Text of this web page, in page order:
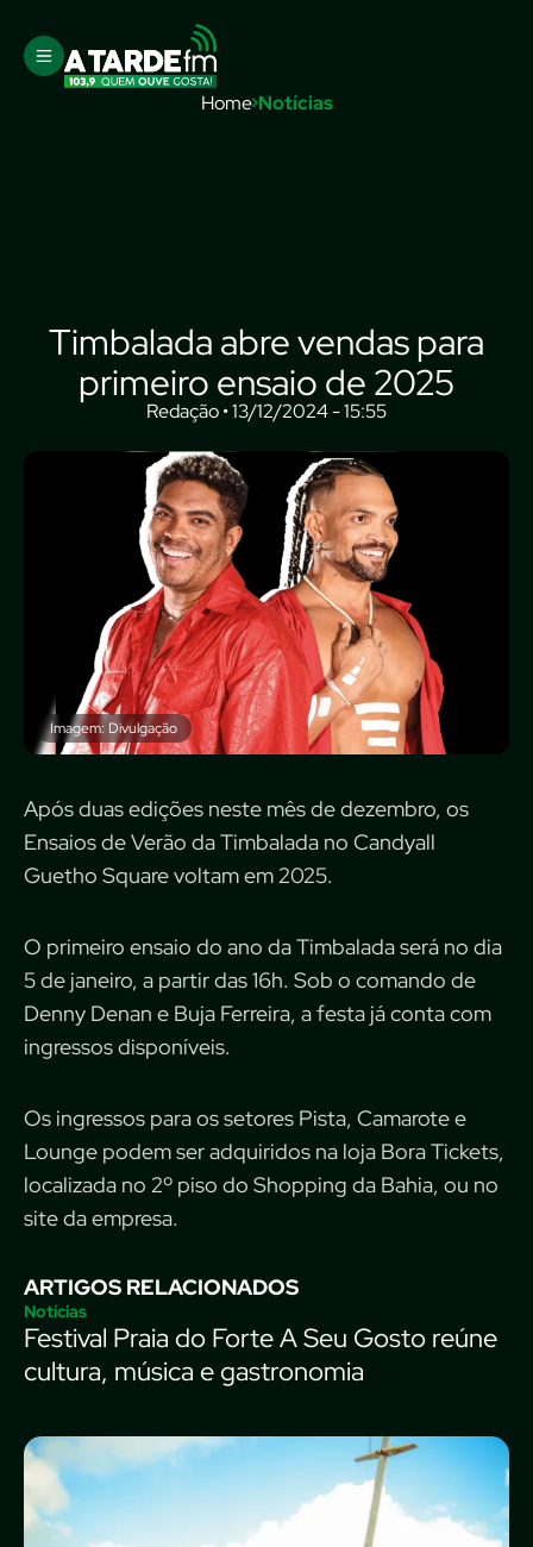
Home Notícias
Timbalada abre vendas para
primeiro ensaio de 2025
Redação • 13/12/2024 - 15:55
Imagem: Divulgação
Após duas edições neste mês de dezembro, os
Ensaios de Verão da Timbalada no Candyall
Guetho Square voltam em 2025.
O primeiro ensaio do ano da Timbalada será no dia
5 de janeiro, a partir das 16h. Sob o comando de
Denny Denan e Buja Ferreira, a festa já conta com
ingressos disponíveis.
Os ingressos para os setores Pista, Camarote e
Lounge podem ser adquiridos na loja Bora Tickets,
localizada no 2º piso do Shopping da Bahia, ou no
site da empresa.
ARTIGOS RELACIONADOS
Notícias
Festival Praia do Forte A Seu Gosto reúne
cultura, música e gastronomia